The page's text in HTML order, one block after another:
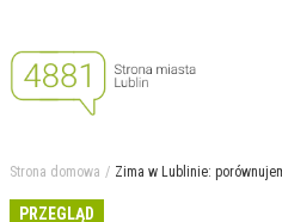
Strona domowa Zima w Lublinie:
PRZEGLĄD